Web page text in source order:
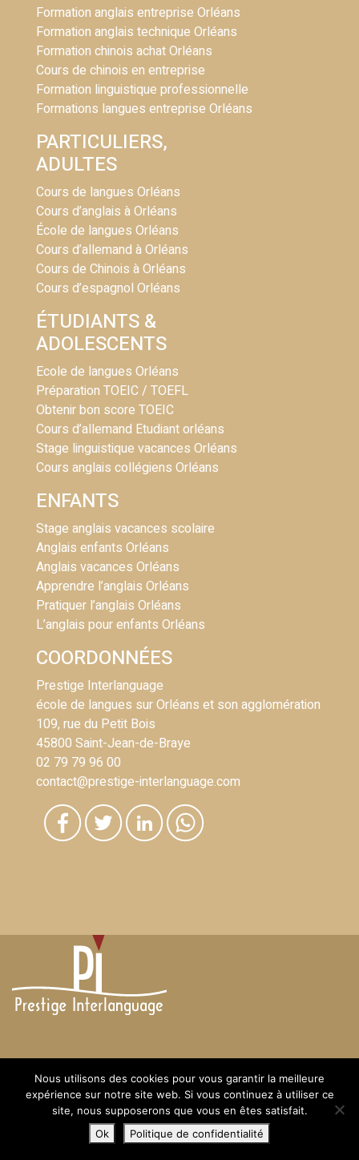
Formation anglais entreprise Orléans
Formation anglais technique Orléans
Formation chinois achat Orléans
Cours de chinois en entreprise
Formation linguistique professionnelle
Formations langues entreprise Orléans
PARTICULIERS,
ADULTES
Cours de langues Orléans
Cours d’anglais à Orléans
École de langues Orléans
Cours d’allemand à Orléans
Cours de Chinois à Orléans
Cours d’espagnol Orléans
ÉTUDIANTS &
ADOLESCENTS
Ecole de langues Orléans
Préparation TOEIC / TOEFL
Obtenir bon score TOEIC
Cours d’allemand Etudiant orléans
Stage linguistique vacances Orléans
Cours anglais collégiens Orléans
ENFANTS
Stage anglais vacances scolaire
Anglais enfants Orléans
Anglais vacances Orléans
Apprendre l’anglais Orléans
Pratiquer l’anglais Orléans
L’anglais pour enfants Orléans
COORDONNÉES
Prestige Interlanguage
école de langues sur Orléans et son agglomération
109, rue du Petit Bois
45800 Saint-Jean-de-Braye
02 79 79 96 00
contact@prestige-interlanguage.com
MENTIONS LÉGALES-RGPD
Nous utilisons des cookies pour vous garantir la meilleure
expérience sur notre site web. Si vous continuez à utiliser ce
site, nous supposerons que vous en êtes satisfait.
Ok
Politique de confidentialité